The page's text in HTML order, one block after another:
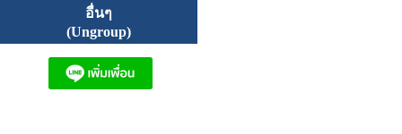
อื่นๆ
(Ungroup)